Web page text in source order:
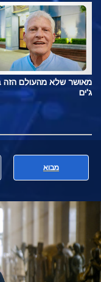
מאושר שלא מהעולם הזה
ג'ים
מבוא